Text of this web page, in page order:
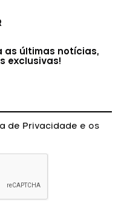
as últimas notícias,
exclusivas!
de Privacidade e os